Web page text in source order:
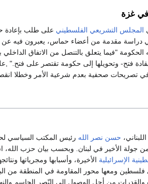
غزة
المجلس التشريعي الفلسطيني
دراسة مقدمة من أعضاء حماس، يعبرون فيه
الحكومة "فيما يتعلق بالتنصل من الاتفاق
من الوزارء بقادة فتح- وتحويلها إلى حكومة تقتصر
تصريحات صحفية بعدم شرعية الأمر وخطلا
اللبناني، حسن نصر الله رئيس المكتب السياسي
جولة الأخير في ​لبنان​. وبحسب بيان حزب
الإسرائيلية الأخيرة، وأسبابها ومجرياتها
فلسطين ومعها محور المقاومة في المنطقة من
من أجل الوصول إلى النّصر الحاسم